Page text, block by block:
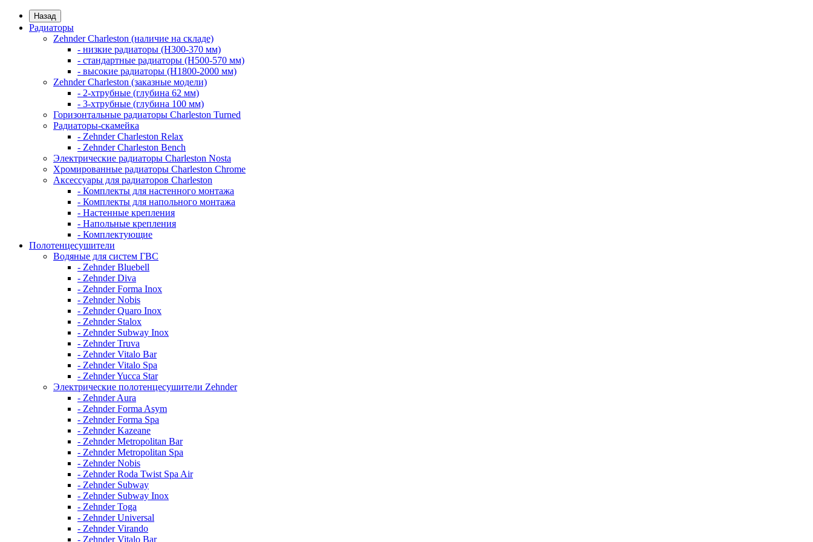
Назад
Радиаторы
Zehnder Charleston (наличие на складе)
- низкие радиаторы (H300-370 мм)
- стандартные радиаторы (H500-570 мм)
- высокие радиаторы (H1800-2000 мм)
Zehnder Charleston (заказные модели)
- 2-хтрубные (глубина 62 мм)
- 3-хтрубные (глубина 100 мм)
Горизонтальные радиаторы Charleston Turned
Радиаторы-скамейка
- Zehnder Charleston Relax
- Zehnder Charleston Bench
Электрические радиаторы Charleston Nosta
Хромированные радиаторы Charleston Chrome
Аксессуары для радиаторов Charleston
- Комплекты для настенного монтажа
- Комплекты для напольного монтажа
- Настенные крепления
- Напольные крепления
- Комплектующие
Полотенцесушители
Водяные для систем ГВС
- Zehnder Bluebell
- Zehnder Diva
- Zehnder Forma Inox
- Zehnder Nobis
- Zehnder Quaro Inox
- Zehnder Stalox
- Zehnder Subway Inox
- Zehnder Truva
- Zehnder Vitalo Bar
- Zehnder Vitalo Spa
- Zehnder Yucca Star
Электрические полотенцесушители Zehnder
- Zehnder Aura
- Zehnder Forma Asym
- Zehnder Forma Spa
- Zehnder Kazeane
- Zehnder Metropolitan Bar
- Zehnder Metropolitan Spa
- Zehnder Nobis
- Zehnder Roda Twist Spa Air
- Zehnder Subway
- Zehnder Subway Inox
- Zehnder Toga
- Zehnder Universal
- Zehnder Virando
- Zehnder Vitalo Bar